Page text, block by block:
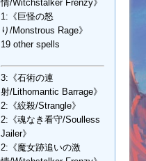
情/Witchstalker Frenzy》
1:《巨怪の怒
り/Monstrous Rage》
19 other spells
3:《石術の連
射/Lithomantic Barrage》
2:《絞殺/Strangle》
2:《魂なき看守/Soulless
Jailer》
2:《魔女跡追いの激